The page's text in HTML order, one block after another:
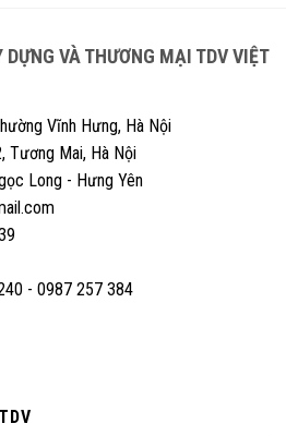
DỰNG VÀ THƯƠNG MẠI TDV VIỆT
Vĩnh Hưng, Hà Nội
Tương Mai, Hà Nội
Long - Hưng Yên
- 0987 257 384